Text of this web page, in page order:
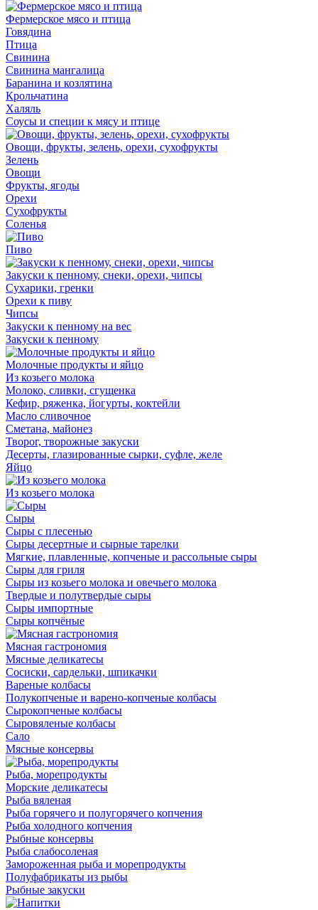
Фермерское мясо и птица
Говядина
Птица
Свинина
Свинина мангалица
Баранина и козлятина
Крольчатина
Халяль
Соусы и специи к мясу и птице
Овощи, фрукты, зелень, орехи, сухофрукты
Зелень
Овощи
Фрукты, ягоды
Орехи
Сухофрукты
Соленья
Пиво
Закуски к пенному, снеки, орехи, чипсы
Сухарики, гренки
Орехи к пиву
Чипсы
Закуски к пенному на вес
Закуски к пенному
Молочные продукты и яйцо
Из козьего молока
Молоко, сливки, сгущенка
Кефир, ряженка, йогурты, коктейли
Масло сливочное
Сметана, майонез
Творог, творожные закуски
Десерты, глазированные сырки, суфле, желе
Яйцо
Из козьего молока
Сыры
Сыры с плесенью
Сыры десертные и сырные тарелки
Мягкие, плавленные, копченые и рассольные сыры
Сыры для гриля
Сыры из козьего молока и овечьего молока
Твердые и полутвердые сыры
Сыры импортные
Сыры копчёные
Мясная гастрономия
Мясные деликатесы
Сосиски, сардельки, шпикачки
Вареные колбасы
Полукопченые и варено-копченые колбасы
Сырокопченые колбасы
Сыровяленые колбасы
Сало
Мясные консервы
Рыба, морепродукты
Морские деликатесы
Рыба вяленая
Рыба горячего и полугорячего копчения
Рыба холодного копчения
Рыбные консервы
Рыба слабосоленая
Замороженная рыба и морепродукты
Полуфабрикаты из рыбы
Рыбные закуски